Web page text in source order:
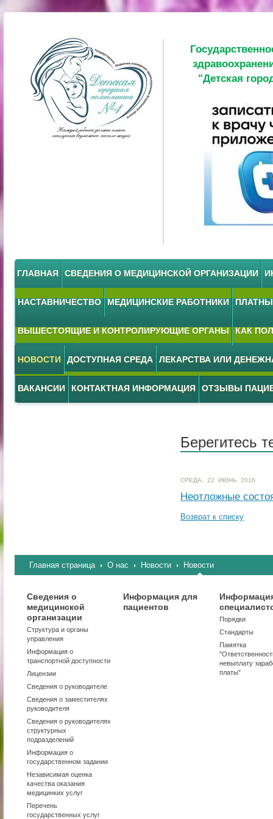
"Детская
ГЛАВНАЯ СВЕДЕНИЯ О МЕДИЦИНСКОЙ ОРГАНИЗАЦИИ
НАСТАВНИЧЕСТВО МЕДИЦИНСКИЕ РАБОТНИКИ
ВЫШЕСТОЯЩИЕ И КОНТРОЛИРУЮЩИЕ ОРГАНЫ КАК
НОВОСТИ ДОСТУПНАЯ СРЕДА ЛЕКАРСТВА ИЛИ
ВАКАНСИИ КОНТАКТНАЯ ИНФОРМАЦИЯ ОТЗЫВЫ
Берегитесь
СРЕДА, 22 ИЮНЬ 2016
Неотложные
Возврат к списку
Главная страница О нас Новости Новости
Сведения о
медицинской
организации
Структура и органы
управления
Информация о
транспортной доступности
Лицензии
Сведения о руководителе
Сведения о заместителях
руководителя
Сведения о руководителях
структурных
подразделений
Информация о
государственном задании
Независимая оценка
качества оказания
медицинких услуг
Перечень
государственных услуг
Информация для
пациентов
Порядки
Стандарты
Памятка
невыплату
платы"